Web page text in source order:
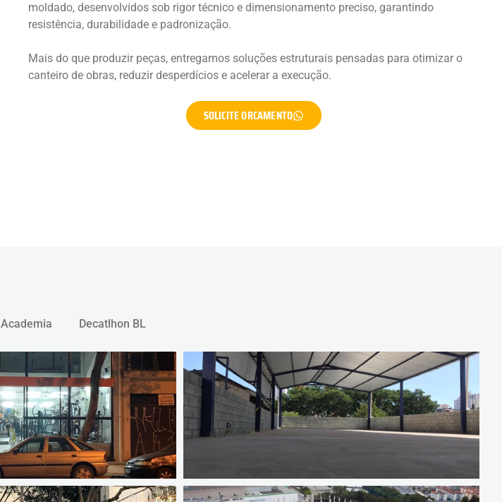
moldado, desenvolvidos sob rigor técnico e dimensionamento preciso, garantindo
resistência, durabilidade e padronização.
Mais do que produzir peças, entregamos soluções estruturais pensadas para otimizar o
canteiro de obras, reduzir desperdícios e acelerar a execução.
SOLICITE ORCAMENTO
Academia Decatlhon BL